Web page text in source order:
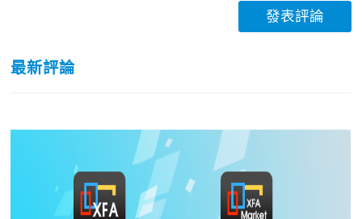
發表評論
最新評論